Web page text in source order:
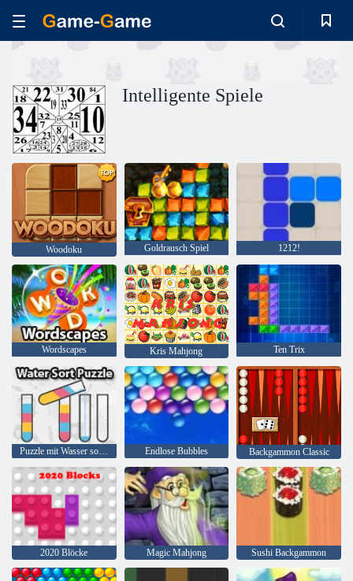
Intelligente Spiele
Woodoku Goldrausch Spiel 1212!
Wordscapes Kris Mahjong Ten Trix
Puzzle mit Wasser sortieren Endlose Bubbles Backgammon Classic
2020 Blöcke Magic Mahjong Sushi Backgammon